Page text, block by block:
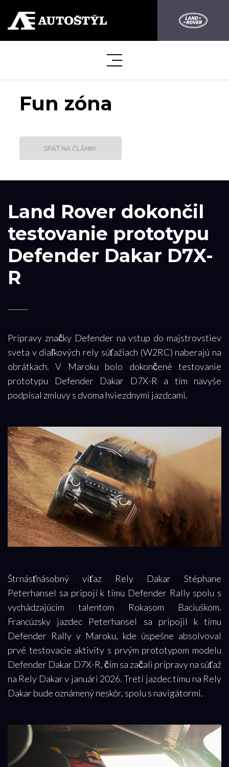
Fun zóna
SPÄŤ NA ČLÁNKY
Land Rover dokončil
testovanie prototypu
Defender Dakar D7X-
R
Prípravy značky Defender na vstup do majstrovstiev
sveta v diaľkových rely súťažiach (W2RC) naberajú na
obrátkach. V Maroku bolo dokončené testovanie
prototypu Defender Dakar D7X-R a tím navyše
podpísal zmluvy s dvoma hviezdnymi jazdcami.
Štrnásťnásobný víťaz Rely Dakar Stéphane
Peterhansel sa pripojí k tímu Defender Rally spolu s
vychádzajúcim talentom Rokasom Baciuškom.
Francúzsky jazdec Peterhansel sa pripojil k tímu
Defender Rally v Maroku, kde úspešne absolvoval
prvé testovacie aktivity s prvým prototypom modelu
Defender Dakar D7X-R, čím sa začali prípravy na súťaž
na Rely Dakar v januári 2026. Tretí jazdec tímu na Rely
Dakar bude oznámený neskôr, spolu s navigátormi.